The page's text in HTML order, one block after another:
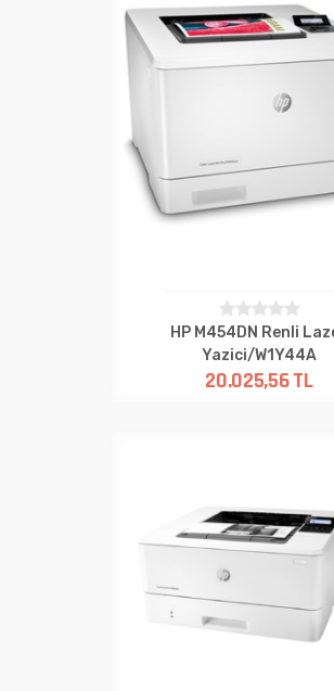
HP M454DN Renli
Yazici/W1Y44A
Renkli/Network/
20.025,56 TL